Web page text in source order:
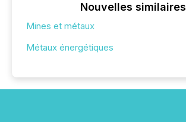
Nouvelles similaires
Mines et métaux
Métaux énergétiques